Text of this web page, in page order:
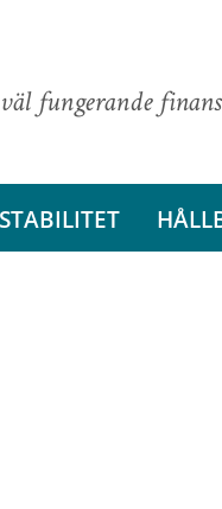
fungerande
STABILITET